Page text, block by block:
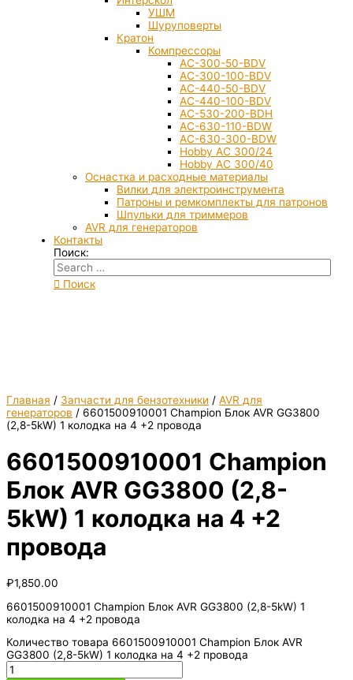
УШМ
Шуруповерты
Кратон
Компрессоры
AC-300-50-BDV
AC-300-100-BDV
AC-440-50-BDV
AC-440-100-BDV
AC-530-200-BDH
AC-630-110-BDW
AC-630-300-BDW
Hobby AC 300/24
Hobby AC 300/40
Оснастка и расходные материалы
Вилки для электроинструмента
Патроны и ремкомплекты для патронов
Шпульки для триммеров
AVR для генераторов
Контакты
Поиск:
Поиск
Главная / Запчасти для бензотехники / AVR для
генераторов / 6601500910001 Champion Блок AVR GG3800
(2,8-5kW) 1 колодка на 4 +2 провода
6601500910001 Champion
Блок AVR GG3800 (2,8-
5kW) 1 колодка на 4 +2
провода
₽1,850.00
6601500910001 Champion Блок AVR GG3800 (2,8-5kW) 1
колодка на 4 +2 провода
Количество товара 6601500910001 Champion Блок AVR
GG3800 (2,8-5kW) 1 колодка на 4 +2 провода